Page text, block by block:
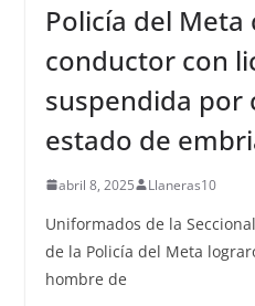
Policía del Meta
conductor con
suspendida por
estado de
abril 8, 2025 Llaneras10
Uniformados de la
de la Policía del Meta
hombre de